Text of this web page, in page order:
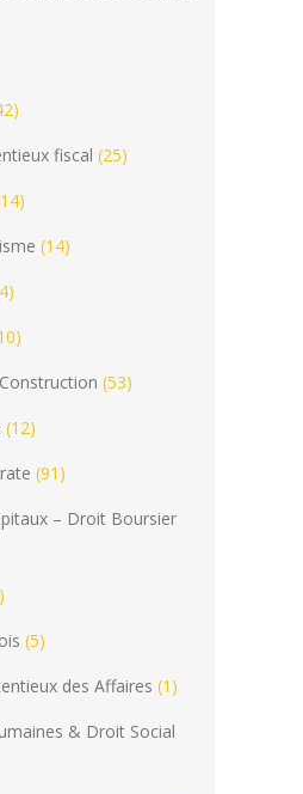
fiscal (25)
(14)
(53)
(12)
(91)
– Droit Boursier
(5)
des Affaires (1)
& Droit Social